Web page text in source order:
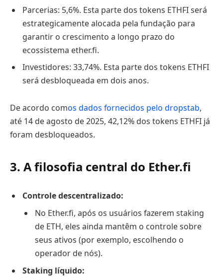
Parcerias: 5,6%. Esta parte dos tokens ETHFI será
estrategicamente alocada pela fundação para
garantir o crescimento a longo prazo do
ecossistema ether.fi.
Investidores: 33,74%. Esta parte dos tokens ETHFI
será desbloqueada em dois anos.
De acordo comos dados fornecidos pelo dropstab,
até 14 de agosto de 2025, 42,12% dos tokens ETHFI já
foram desbloqueados.
3. A filosofia central do Ether.fi
Controle descentralizado:
No Ether.fi, após os usuários fazerem staking
de ETH, eles ainda mantêm o controle sobre
seus ativos (por exemplo, escolhendo o
operador de nós).
Staking líquido: